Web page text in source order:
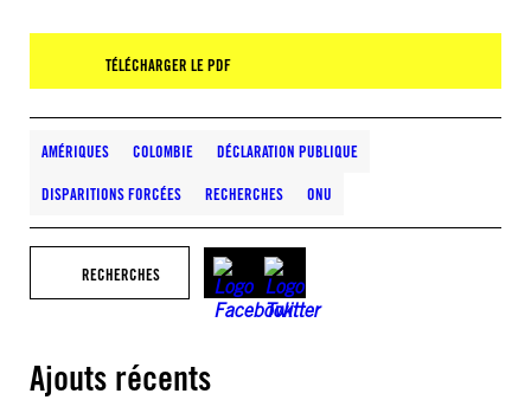
TÉLÉCHARGER LE PDF
AMÉRIQUES COLOMBIE DÉCLARATION PUBLIQUE
DISPARITIONS FORCÉES RECHERCHES ONU
RECHERCHES
Ajouts récents